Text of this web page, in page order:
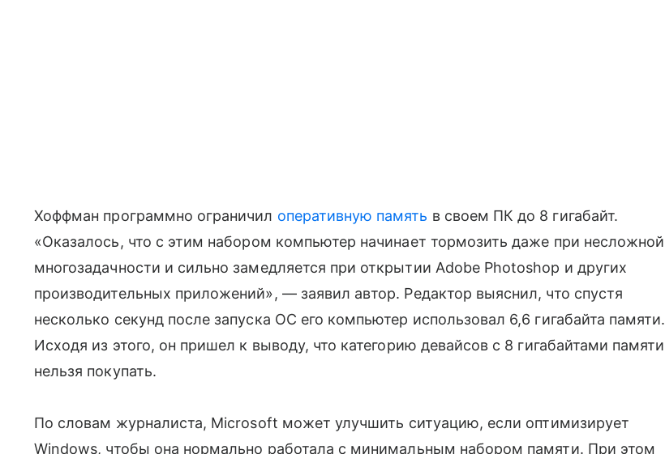
Хоффман программно ограничил оперативную память в своем ПК до 8 гигабайт.
«Оказалось, что с этим набором компьютер начинает тормозить даже при несложной
многозадачности и сильно замедляется при открытии Adobe Photoshop и других
производительных приложений», — заявил автор. Редактор выяснил, что спустя
несколько секунд после запуска ОС его компьютер использовал 6,6 гигабайта памяти.
Исходя из этого, он пришел к выводу, что категорию девайсов с 8 гигабайтами памяти
нельзя покупать.
По словам журналиста, Microsoft может улучшить ситуацию, если оптимизирует
Windows, чтобы она нормально работала с минимальным набором памяти. При этом